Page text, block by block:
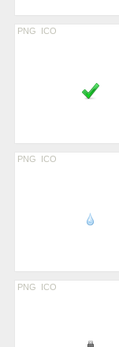
PNG ICO
PNG ICO
PNG ICO